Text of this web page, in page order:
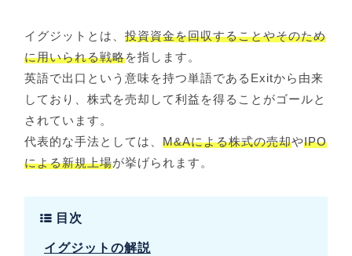
イグジットとは、投資資金を回収することやそのため
に用いられる戦略を指します。
英語で出口という意味を持つ単語であるExitから由来
しており、株式を売却して利益を得ることがゴールと
されています。
代表的な手法としては、M&Aによる株式の売却やIPO
による新規上場が挙げられます。
目次
イグジットの解説